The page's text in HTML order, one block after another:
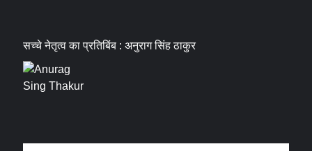
सच्चे नेतृत्व का प्रतिबिंब : अनुराग सिंह ठाकुर